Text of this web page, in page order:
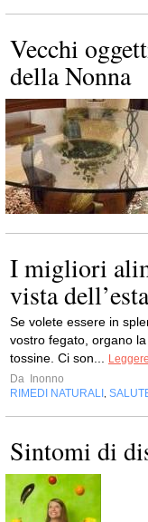
Vecchi
della Nonna
I migliori
vista
Se volete essere in
vostro fegato, organo
tossine. Ci son...
Da
Inonno
RIMEDI NATURALI
Sintomi di